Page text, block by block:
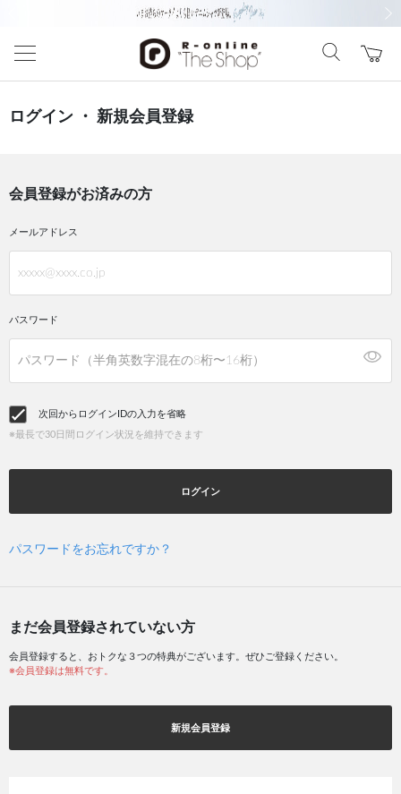
ログイン ・ 新規会員登録
会員登録がお済みの方
メールアドレス
パスワード
次回からログインIDの入力を省略
※最長で30日間ログイン状況を維持できます
ログイン
パスワードをお忘れですか？
まだ会員登録されていない方
会員登録すると、おトクな３つの特典がございます。ぜひご登録ください。
※会員登録は無料です。
新規会員登録